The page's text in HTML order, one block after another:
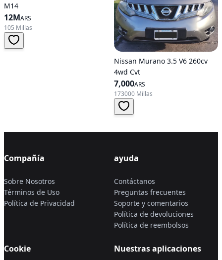
M14
12MARS
105 Millas
Nissan Murano 3.5 V6 260cv
4wd Cvt
7,000ARS
173000 Millas
Compañía
Sobre Nosotros
Términos de Uso
Política de Privacidad
ayuda
Contáctanos
Preguntas frecuentes
Soporte y comentarios
Política de devoluciones
Política de reembolsos
Cookie Nuestras aplicaciones